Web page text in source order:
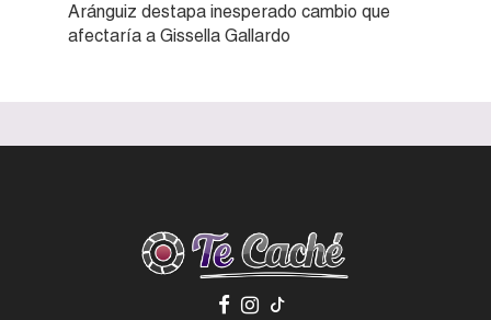
Aránguiz destapa inesperado cambio que
afectaría a Gissella Gallardo